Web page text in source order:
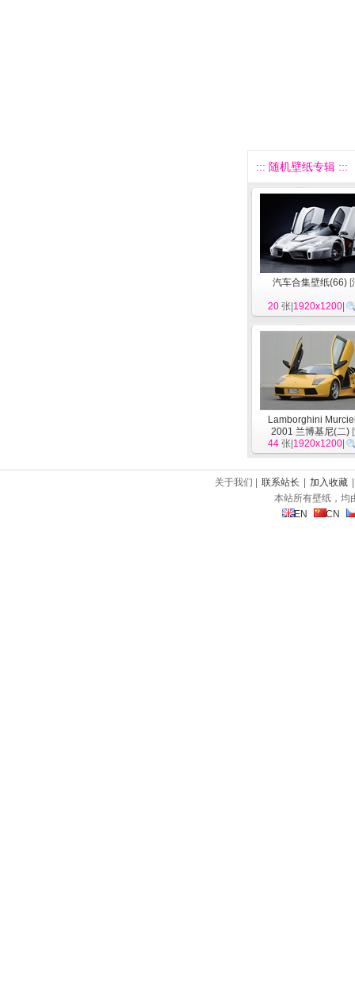
::: 随机壁纸专辑 :::
汽车合集壁纸(66) [
20 张| 1920x1200
Lamborghini
2001 兰博基尼(二) [
44 张| 1920x1200
关于我们 | 联系站长 加入收藏
本站所有壁纸，均
EN
CN